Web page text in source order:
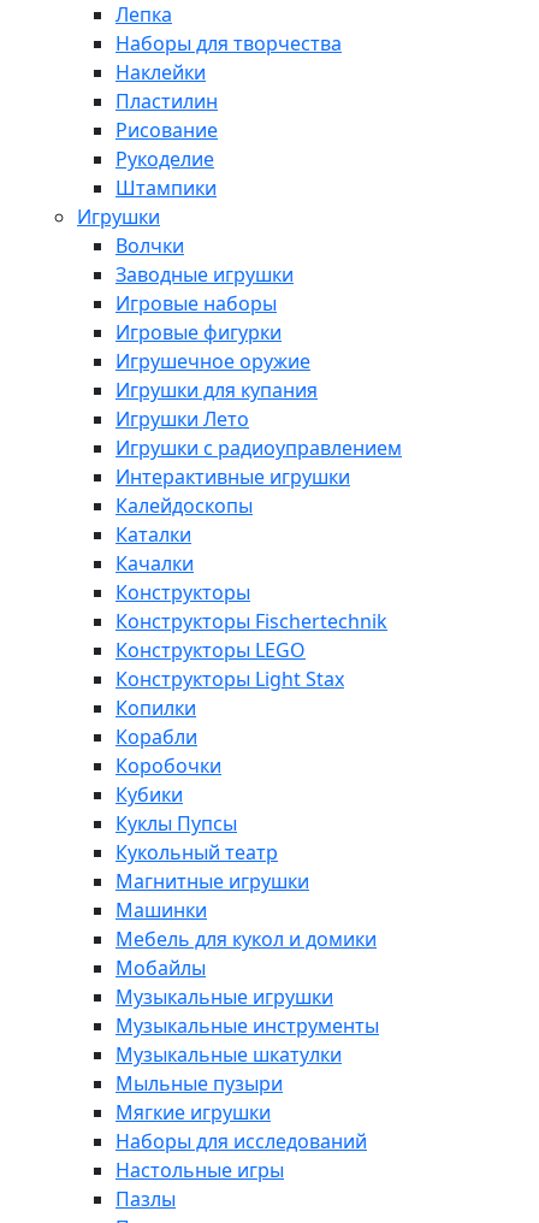
Лепка
Наборы для творчества
Наклейки
Пластилин
Рисование
Рукоделие
Штампики
Игрушки
Волчки
Заводные игрушки
Игровые наборы
Игровые фигурки
Игрушечное оружие
Игрушки для купания
Игрушки Лето
Игрушки с радиоуправлением
Интерактивные игрушки
Калейдоскопы
Каталки
Качалки
Конструкторы
Конструкторы Fisсhertechnik
Конструкторы LEGO
Конструкторы Light Stax
Копилки
Корабли
Коробочки
Кубики
Куклы Пупсы
Кукольный театр
Магнитные игрушки
Машинки
Мебель для кукол и домики
Мобайлы
Музыкальные игрушки
Музыкальные инструменты
Музыкальные шкатулки
Мыльные пузыри
Мягкие игрушки
Наборы для исследований
Настольные игры
Пазлы